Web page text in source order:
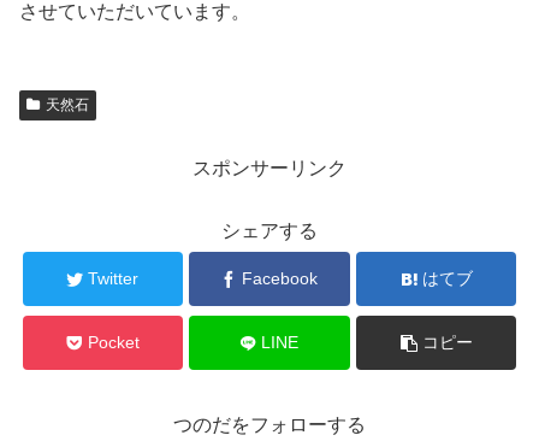
させていただいています。
天然石
スポンサーリンク
シェアする
Twitter Facebook はてブ
Pocket LINE コピー
つのだをフォローする